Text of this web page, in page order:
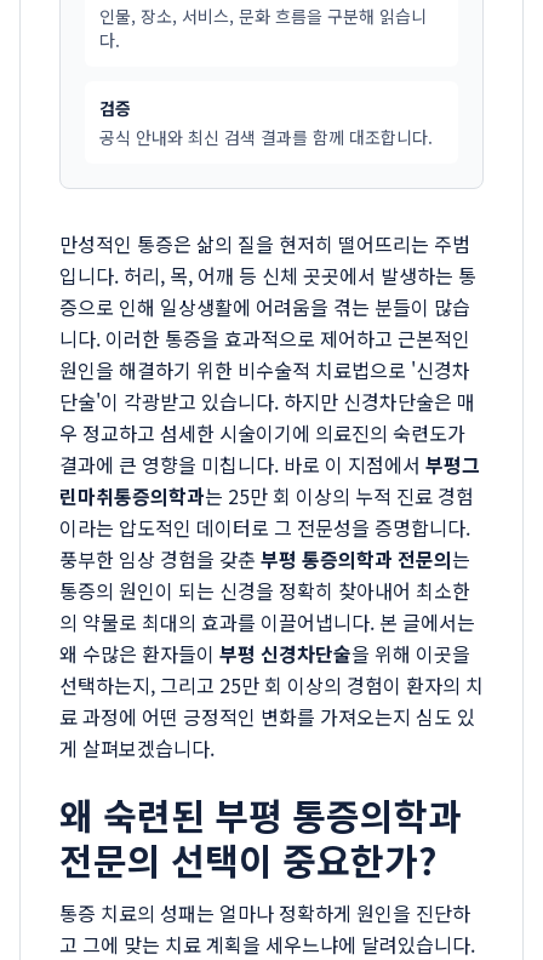
인물, 장소, 서비스, 문화 흐름을 구분해 읽습니
다.
검증
공식 안내와 최신 검색 결과를 함께 대조합니다.
만성적인 통증은 삶의 질을 현저히 떨어뜨리는 주범
입니다. 허리, 목, 어깨 등 신체 곳곳에서 발생하는 통
증으로 인해 일상생활에 어려움을 겪는 분들이 많습
니다. 이러한 통증을 효과적으로 제어하고 근본적인
원인을 해결하기 위한 비수술적 치료법으로 '신경차
단술'이 각광받고 있습니다. 하지만 신경차단술은 매
우 정교하고 섬세한 시술이기에 의료진의 숙련도가
결과에 큰 영향을 미칩니다. 바로 이 지점에서 부평그
린마취통증의학과는 25만 회 이상의 누적 진료 경험
이라는 압도적인 데이터로 그 전문성을 증명합니다.
풍부한 임상 경험을 갖춘 부평 통증의학과 전문의는
통증의 원인이 되는 신경을 정확히 찾아내어 최소한
의 약물로 최대의 효과를 이끌어냅니다. 본 글에서는
왜 수많은 환자들이 부평 신경차단술을 위해 이곳을
선택하는지, 그리고 25만 회 이상의 경험이 환자의 치
료 과정에 어떤 긍정적인 변화를 가져오는지 심도 있
게 살펴보겠습니다.
왜 숙련된 부평 통증의학과
전문의 선택이 중요한가?
통증 치료의 성패는 얼마나 정확하게 원인을 진단하
고 그에 맞는 치료 계획을 세우느냐에 달려있습니다.